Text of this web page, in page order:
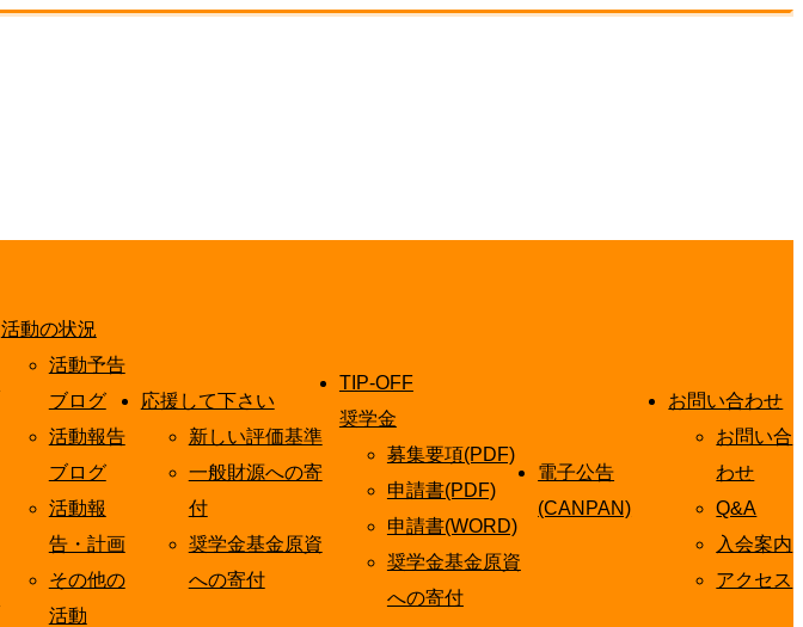
活動の状況
活動予告
ブログ
活動報告
ブログ
活動報
告・計画
その他の
活動
応援して下さい
新しい評価基準
一般財源への寄
付
奨学金基金原資
への寄付
TIP-OFF
奨学金
募集要項(PDF)
申請書(PDF)
申請書(WORD)
奨学金基金原資
への寄付
電子公告
(CANPAN)
お問い合わせ
お問い合
わせ
Q&A
入会案内
アクセス